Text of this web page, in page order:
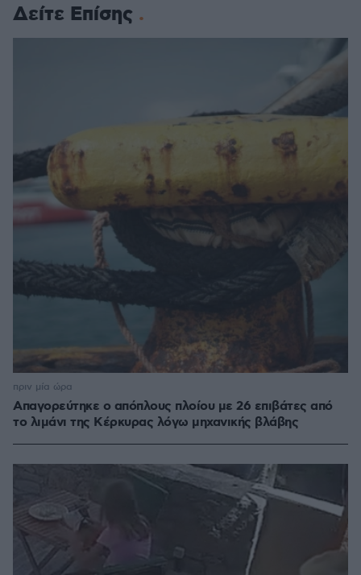
Δείτε Επίσης
Απαγορεύτηκε ο απόπλους πλοίου με 26 επιβάτες από
το λιμάνι της Κέρκυρας λόγω μηχανικής βλάβης
πριν μία ώρα